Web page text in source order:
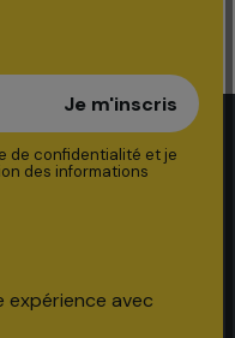
Je m'inscris
de confidentialité et je
des informations
expérience avec